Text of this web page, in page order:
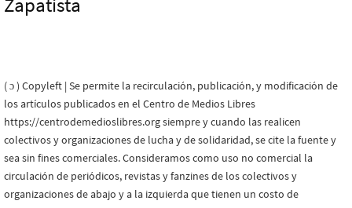
( ɔ ) Copyleft | Se permite la recirculación, publicación, y modificación de
los artículos publicados en el Centro de Medios Libres
https://centrodemedioslibres.org siempre y cuando las realicen
colectivos y organizaciones de lucha y de solidaridad, se cite la fuente y
sea sin fines comerciales. Consideramos como uso no comercial la
circulación de periódicos, revistas y fanzines de los colectivos y
organizaciones de abajo y a la izquierda que tienen un costo de